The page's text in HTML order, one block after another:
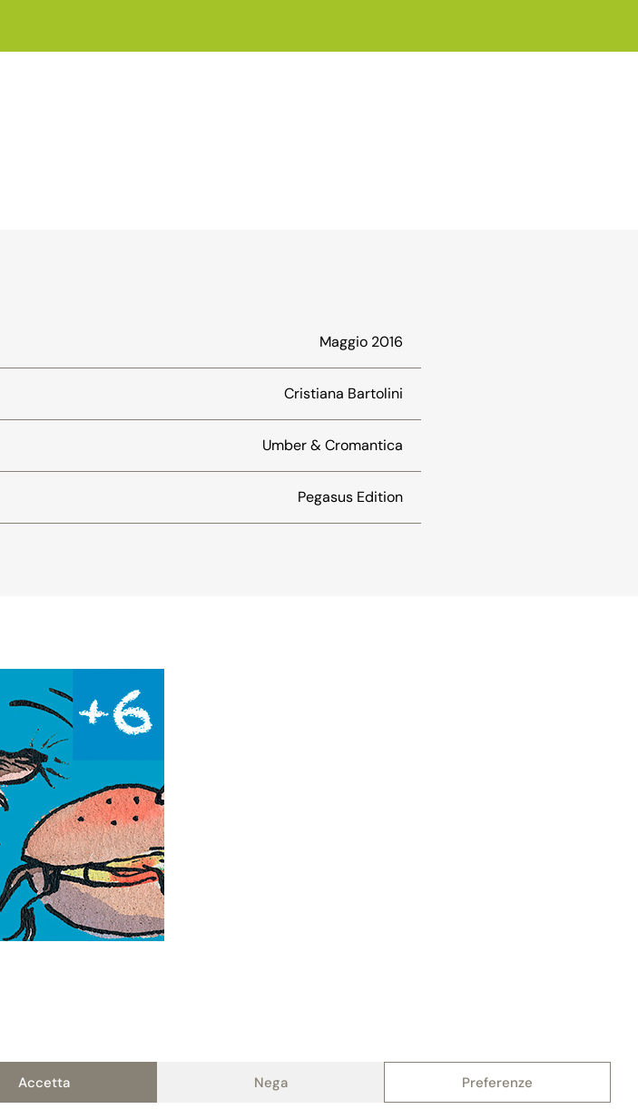
Accetta Nega Preferenze
Maggio 2016
Cristiana Bartolini
Umber & Cromantica
Pegasus Edition